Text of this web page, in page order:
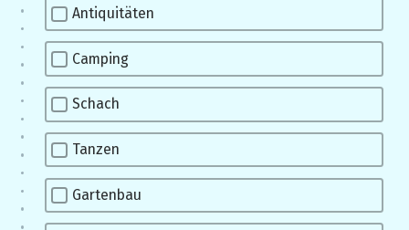
Antiquitäten
Camping
Schach
Tanzen
Gartenbau